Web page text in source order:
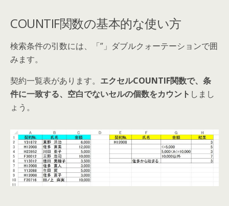
COUNTIF関数の基本的な使い方
検索条件の引数には、「”」ダブルクォーテーションで囲
みます。
契約一覧表があります。 エクセルCOUNTIF関数で、条
件に一致する、空白でないセルの個数をカウント しまし
ょう。